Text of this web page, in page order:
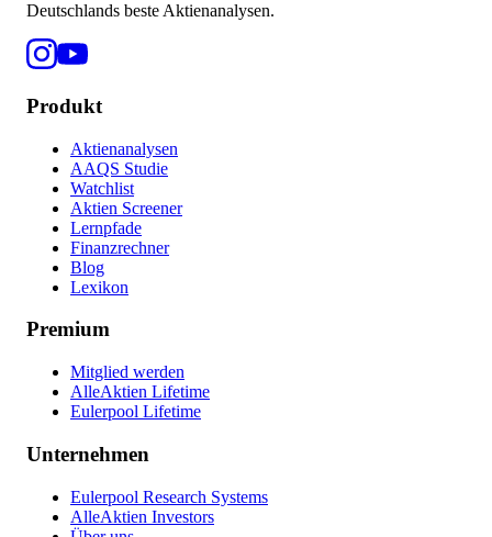
Deutschlands beste Aktienanalysen.
Produkt
Aktienanalysen
AAQS Studie
Watchlist
Aktien Screener
Lernpfade
Finanzrechner
Blog
Lexikon
Premium
Mitglied werden
AlleAktien Lifetime
Eulerpool Lifetime
Unternehmen
Eulerpool Research Systems
AlleAktien Investors